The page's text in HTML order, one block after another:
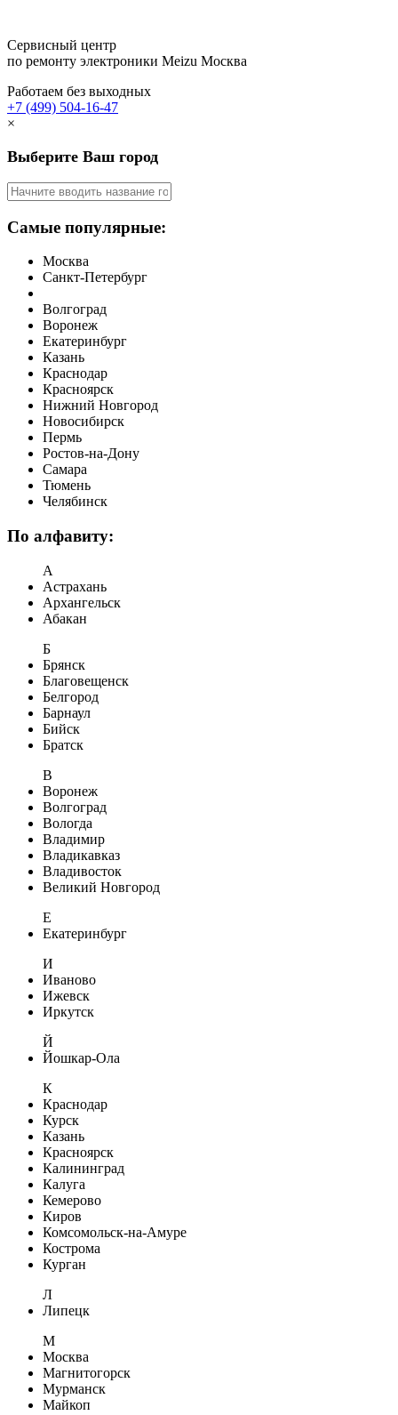
Сервисный центр
по ремонту электроники Meizu Москва
Работаем без выходных
+7 (499) 504-16-47
×
Выберите Ваш город
Самые популярные:
Москва
Санкт-Петербург
Волгоград
Воронеж
Екатеринбург
Казань
Краснодар
Красноярск
Нижний Новгород
Новосибирск
Пермь
Ростов-на-Дону
Самара
Тюмень
Челябинск
По алфавиту:
А
Астрахань
Архангельск
Абакан
Б
Брянск
Благовещенск
Белгород
Барнаул
Бийск
Братск
В
Воронеж
Волгоград
Вологда
Владимир
Владикавказ
Владивосток
Великий Новгород
Е
Екатеринбург
И
Иваново
Ижевск
Иркутск
Й
Йошкар-Ола
К
Краснодар
Курск
Казань
Красноярск
Калининград
Калуга
Кемерово
Киров
Комсомольск-на-Амуре
Кострома
Курган
Л
Липецк
М
Москва
Магнитогорск
Мурманск
Майкоп